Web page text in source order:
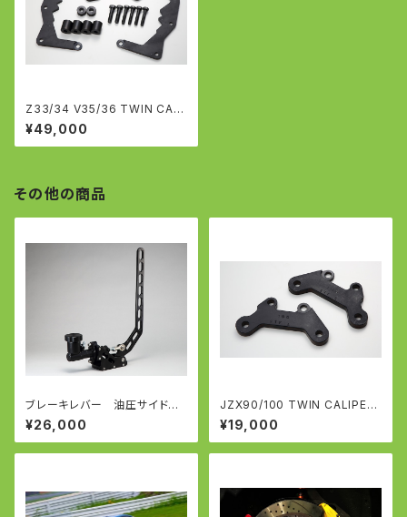
Z33/34 V35/36 TWIN CALI
PER KIT ノーマルキャリパー
用
¥49,000
その他の商品
ブレーキレバー 油圧サイドレ
バー 油圧サイド ドリフト B
RAKE LEVER
¥26,000
JZX90/100 TWIN CALIPER
KIT ツインキャリパーキット マ
ークⅡ/クレスタ/チェイサー
¥19,000